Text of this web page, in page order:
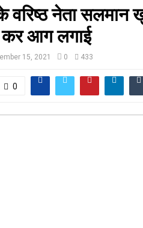
नेता सलमान
आग लगाई
15, 2021 0 433
0